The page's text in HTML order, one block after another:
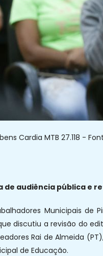
Cardia MTB 27.118 -
de audiência pública e
Municipais
discutiu a revisão do
Rai de Almeida
de Educação.